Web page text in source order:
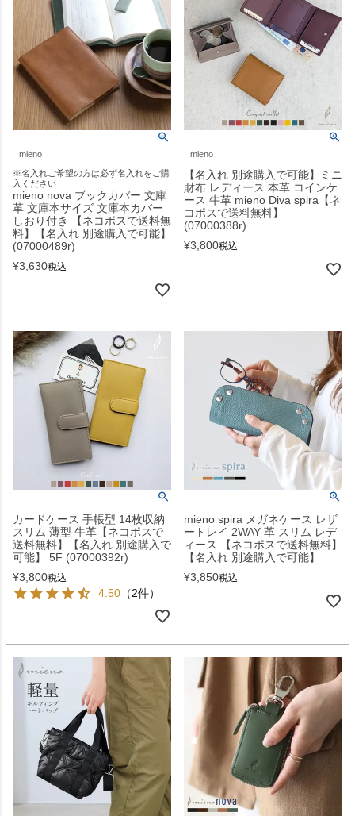
mieno
※名入れご希望の方は必ず名入れをご購
入ください
mieno nova ブックカバー 文庫
革 文庫本サイズ 文庫本カバー
しおり付き 【ネコポスで送料無
料】【名入れ 別途購入で可能】
(07000489r)
¥3,630税込
mieno
【名入れ 別途購入で可能】ミニ
財布 レディース 本革 コインケ
ース 牛革 mieno Diva spira【ネ
コポスで送料無料】
(07000388r)
¥3,800税込
カードケース 手帳型 14枚収納
スリム 薄型 牛革【ネコポスで
送料無料】【名入れ 別途購入で
可能】 5F (07000392r)
¥3,800税込
4.50 （2件）
mieno spira メガネケース レザ
ートレイ 2WAY 革 スリム レデ
ィース 【ネコポスで送料無料】
【名入れ 別途購入で可能】
¥3,850税込